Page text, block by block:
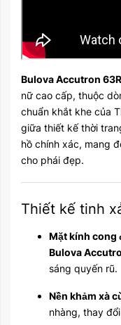
Bulova Accutron
nữ cao cấp, thuộc
chuẩn khắt khe của
giữa thiết kế thời
hồ chính xác, mang
cho phái đẹp.
Thiết kế tinh
Mặt kính cong
Bulova
sáng quyến rũ.
Nền khảm xà
nhàng, thay